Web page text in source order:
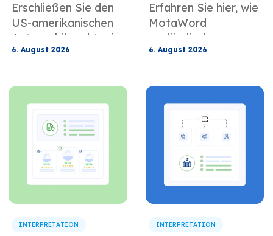
Zulieferer, die an
US-amerikanische
verkaufen
Erschließen Sie den
US-amerikanischen
Automobilmarkt mit
Übersetzungsdienstl
Automobilbranche,
PPAP-Dateien,
Garantiedokumente
und die
Kommunikation mit
Lieferanten
entwickelt wurden.
6. August 2026
in den USA
Geschäfte
Erfahren Sie hier, wie
MotaWord
ausländischen
Unternehmen bei der
Dokumente für die
USA helfen kann.
6. August 2026
INTERPRETATION INTERPRETATION